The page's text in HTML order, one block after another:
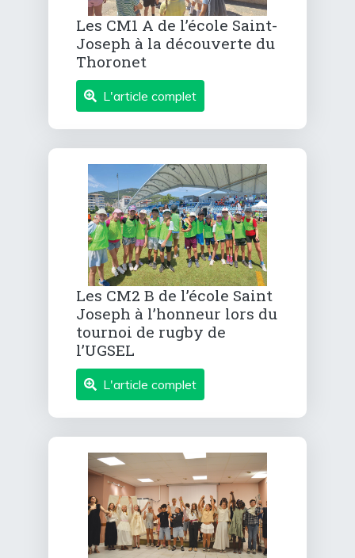
Les CM1 A de l’école Saint-
Joseph à la découverte du
Thoronet
L'article complet
Les CM2 B de l’école Saint
Joseph à l’honneur lors du
tournoi de rugby de
l’UGSEL
L'article complet